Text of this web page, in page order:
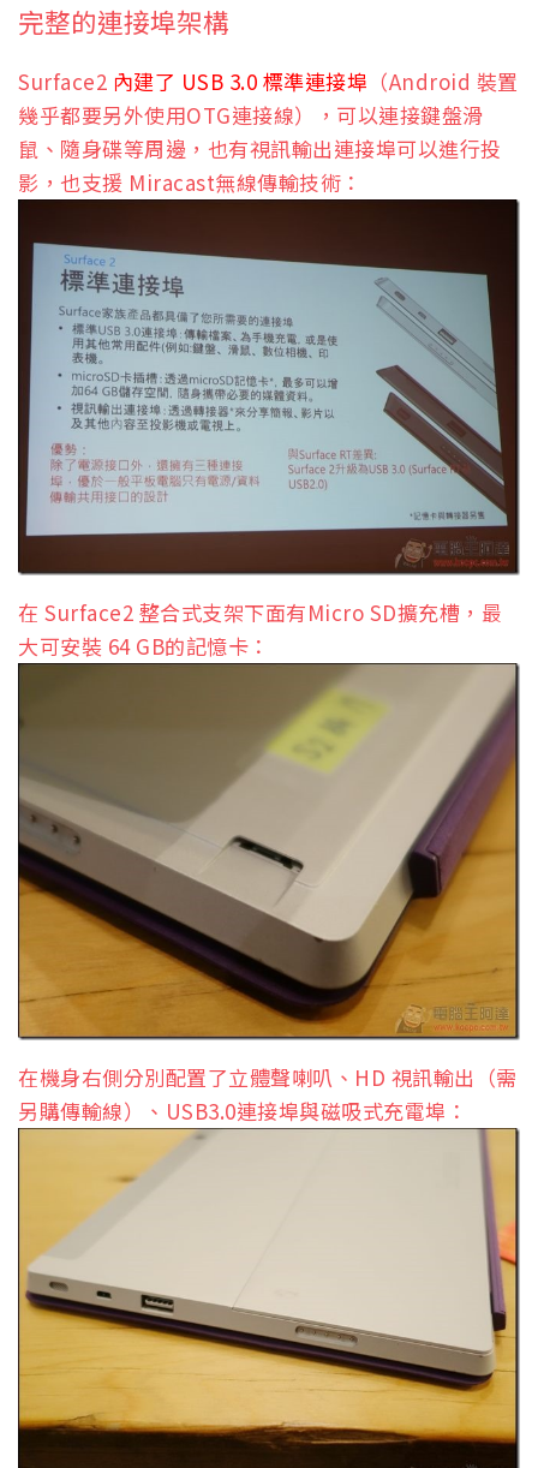
完整的連接埠架構
Surface2 內建了 USB 3.0 標準連接埠 （Android 裝置
幾乎都要另外使用OTG連接線），可以連接鍵盤滑
鼠、隨身碟等周邊，也有視訊輸出連接埠可以進行投
影，也支援 Miracast無線傳輸技術：
在 Surface2 整合式支架下面有Micro SD擴充槽，最
大可安裝 64 GB的記憶卡：
在機身右側分別配置了立體聲喇叭、HD 視訊輸出（需
另購傳輸線）、USB3.0連接埠與磁吸式充電埠：